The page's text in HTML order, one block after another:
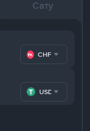
Сату
CHF
USDT